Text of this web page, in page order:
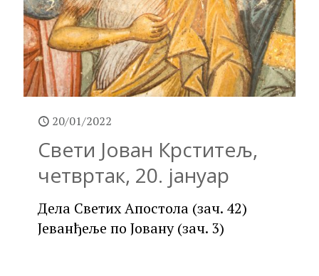
20/01/2022
Свети Јован Крститељ,
четвртак, 20. јануар
Дела Светих Апостола (зач. 42)
Јеванђеље по Јовану (зач. 3)